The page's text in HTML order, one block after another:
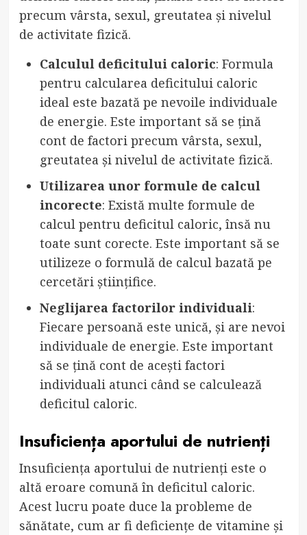
precum vârsta, sexul, greutatea și nivelul
de activitate fizică.
Calculul deficitului caloric: Formula
pentru calcularea deficitului caloric
ideal este bazată pe nevoile individuale
de energie. Este important să se țină
cont de factori precum vârsta, sexul,
greutatea și nivelul de activitate fizică.
Utilizarea unor formule de calcul
incorecte: Există multe formule de
calcul pentru deficitul caloric, însă nu
toate sunt corecte. Este important să se
utilizeze o formulă de calcul bazată pe
cercetări științifice.
Neglijarea factorilor individuali:
Fiecare persoană este unică, și are nevoi
individuale de energie. Este important
să se țină cont de acești factori
individuali atunci când se calculează
deficitul caloric.
Insuficiența aportului de nutrienți
Insuficiența aportului de nutrienți este o
altă eroare comună în deficitul caloric.
Acest lucru poate duce la probleme de
sănătate, cum ar fi deficiențe de vitamine și